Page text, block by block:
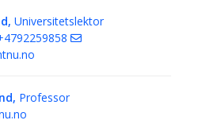
Universitetslektor
Professor